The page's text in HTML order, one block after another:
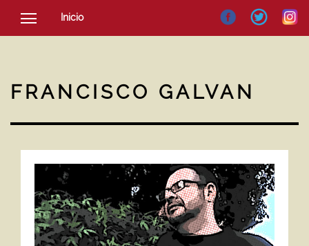
Inicio
SOCIEDAD
NOTICIAS
FRANCISCO GALVAN